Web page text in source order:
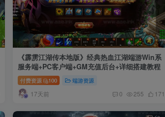
《霹雳江湖传本地版》经典热血江湖端游Win系
服务端+PC客户端+GM充值后台+详细搭建教程
付费资源 100 端游资源
17天前 0 255 171